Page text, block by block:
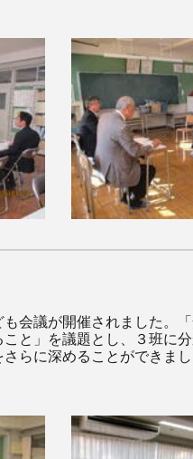
会議が開催されました。
と」を議題とし、３班に
らに深めることができまし